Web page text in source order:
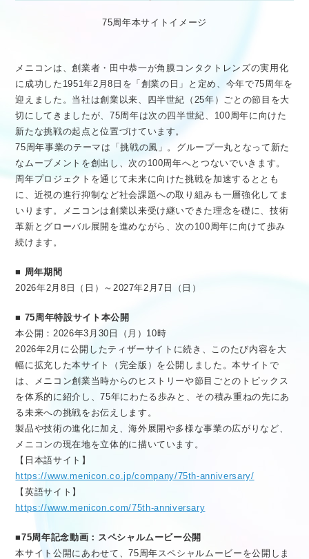
75周年本サイトイメージ
メニコンは、創業者・田中恭一が角膜コンタクトレンズの実用化
に成功した1951年2月8日を「創業の日」と定め、今年で75周年を
迎えました。当社は創業以来、四半世紀（25年）ごとの節目を大
切にしてきましたが、75周年は次の四半世紀、100周年に向けた
新たな挑戦の起点と位置づけています。
75周年事業のテーマは「挑戦の風」。グループ一丸となって新た
なムーブメントを創出し、次の100周年へとつないでいきます。
周年プロジェクトを通じて未来に向けた挑戦を加速するととも
に、近視の進行抑制など社会課題への取り組みも一層強化してま
いります。メニコンは創業以来受け継いできた理念を礎に、技術
革新とグローバル展開を進めながら、次の100周年に向けて歩み
続けます。
■ 周年期間
2026年2月8日（日）～2027年2月7日（日）
■ 75周年特設サイト本公開
本公開：2026年3月30日（月）10時
2026年2月に公開したティザーサイトに続き、このたび内容を大
幅に拡充した本サイト（完全版）を公開しました。本サイトで
は、メニコン創業当時からのヒストリーや節目ごとのトピックス
を体系的に紹介し、75年にわたる歩みと、その積み重ねの先にあ
る未来への挑戦をお伝えします。
製品や技術の進化に加え、海外展開や多様な事業の広がりなど、
メニコンの現在地を立体的に描いています。
【日本語サイト】
https://www.menicon.co.jp/company/75th-anniversary/
【英語サイト】
https://www.menicon.com/75th-anniversary
■75周年記念動画：スペシャルムービー公開
本サイト公開にあわせて、75周年スペシャルムービーを公開しま